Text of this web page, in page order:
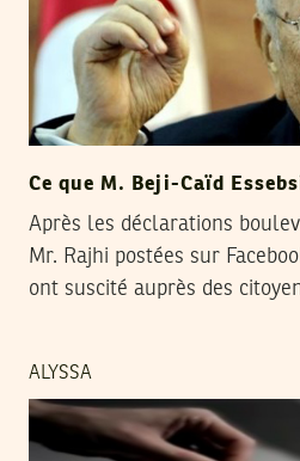
Ce que M. Beji-Caïd
Après les déclarations
Mr. Rajhi postées sur
ont suscité auprès des
ALYSSA